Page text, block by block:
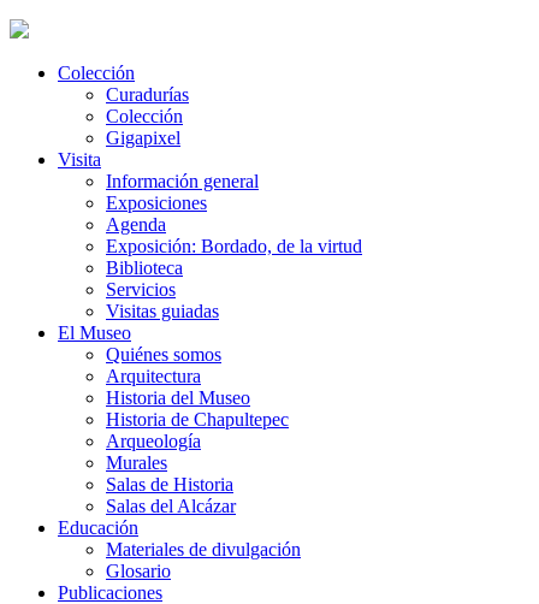
Colección
Curadurías
Colección
Gigapixel
Visita
Información general
Exposiciones
Agenda
Exposición: Bordado, de la virtud
Biblioteca
Servicios
Visitas guiadas
El Museo
Quiénes somos
Arquitectura
Historia del Museo
Historia de Chapultepec
Arqueología
Murales
Salas de Historia
Salas del Alcázar
Educación
Materiales de divulgación
Glosario
Publicaciones